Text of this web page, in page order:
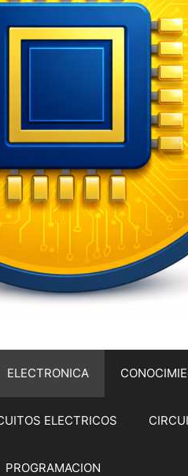
ELECTRONICA
ELECTRICOS
PROGRAMACION